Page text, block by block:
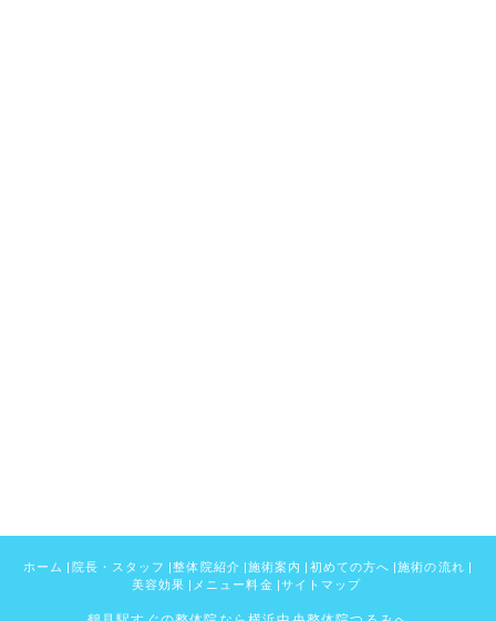
ホーム | 院長・スタッフ |整体院紹介 |施術案内 | 初めての方へ |施術の流れ |
美容効果 | メニュー料金 |サイトマップ